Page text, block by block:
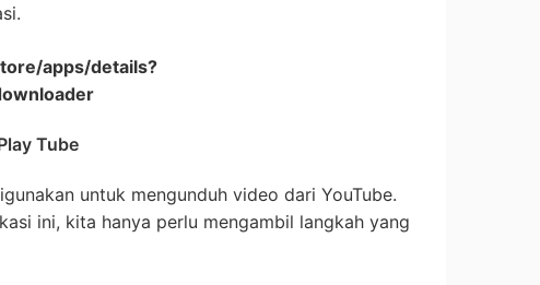
apps/details?
Tube
untuk mengunduh video dari YouTube.
ini, kita hanya perlu mengambil langkah yang